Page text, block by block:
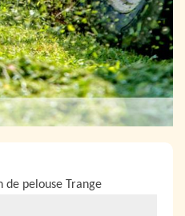
de pelouse Trange